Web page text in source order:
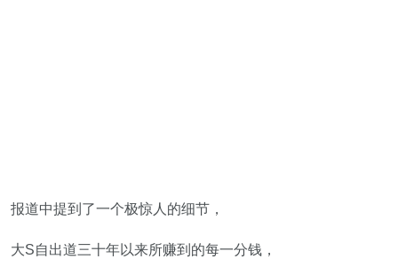
报道中提到了一个极惊人的细节，
大S自出道三十年以来所赚到的每一分钱，